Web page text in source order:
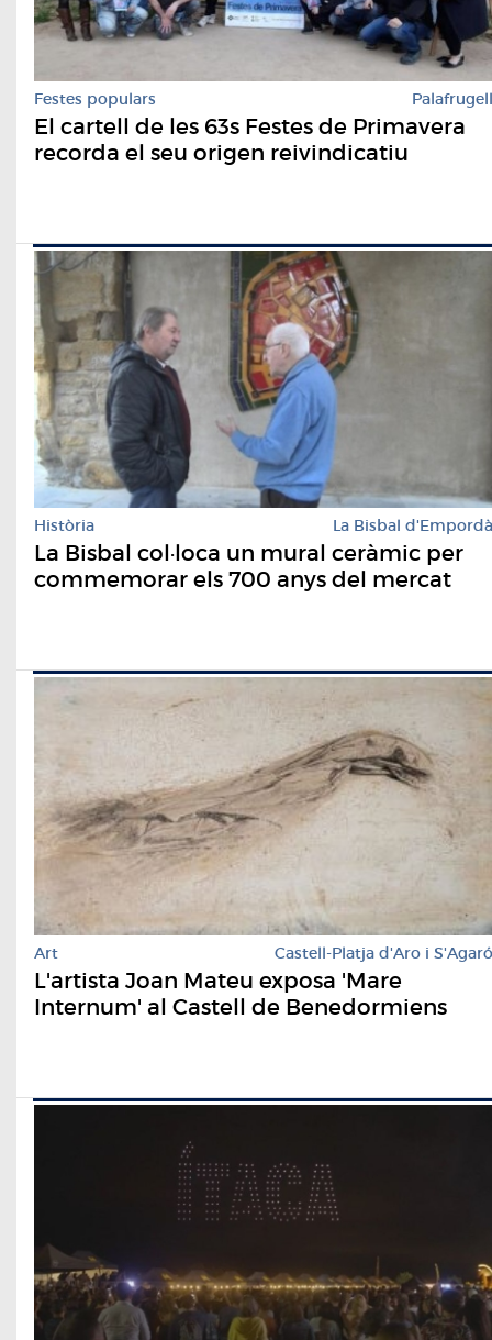
Festes populars Palafrugell
El cartell de les 63s Festes de Primavera
recorda el seu origen reivindicatiu
Història La Bisbal d'Empordà
La Bisbal col·loca un mural ceràmic per
commemorar els 700 anys del mercat
Art Castell-Platja d'Aro i S'Agaró
L'artista Joan Mateu exposa 'Mare
Internum' al Castell de Benedormiens